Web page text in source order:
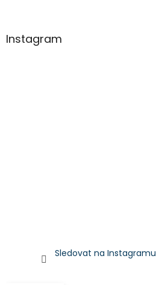
Instagram
Sledovat na Instagramu